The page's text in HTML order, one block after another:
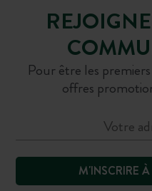
Pour être les
offres
M'INSCRIRE